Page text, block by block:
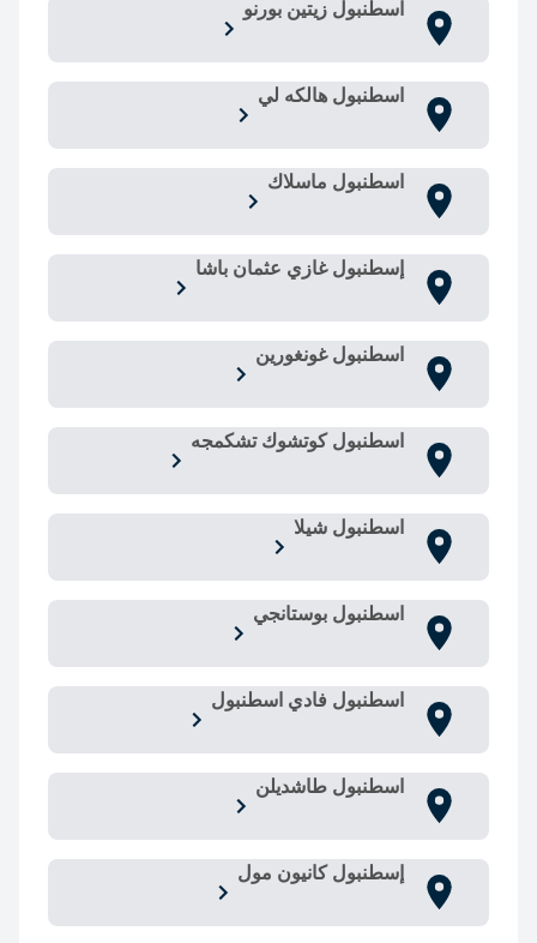
اسطنبول زيتين بورنو
اسطنبول هالكه لي
اسطنبول ماسلاك
إسطنبول غازي عثمان باشا
اسطنبول غونغورين
اسطنبول كوتشوك تشكمجه
اسطنبول شيلا
اسطنبول بوستانجي
اسطنبول فادي اسطنبول
اسطنبول طاشديلن
إسطنبول كانيون مول